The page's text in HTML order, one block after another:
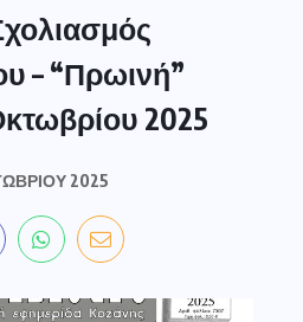
– “Πρωινή”
2025
2025